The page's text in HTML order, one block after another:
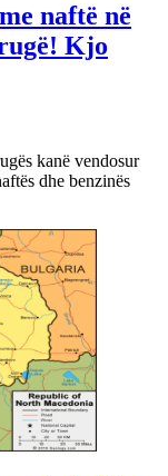
naftë në
Kjo
kanë vendosur
dhe benzinës